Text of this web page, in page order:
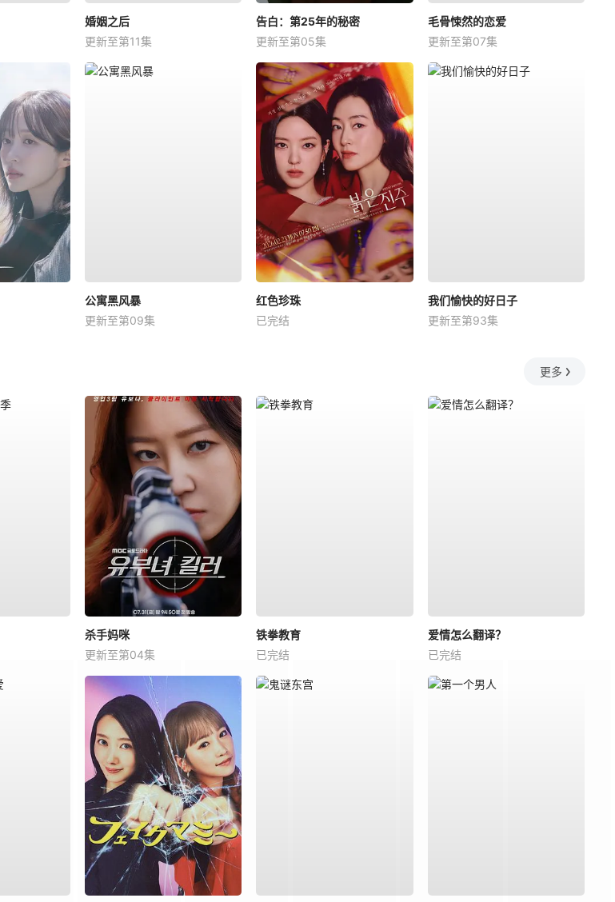
婚姻之后
更新至第11集
告白：第25年的秘密
更新至第05集
毛骨悚然的恋爱
更新至第07集
公寓黑风暴
更新至第09集
红色珍珠
已完结
我们愉快的好日子
更新至第93集
更多
杀手妈咪
更新至第04集
铁拳教育
已完结
爱情怎么翻译？
已完结